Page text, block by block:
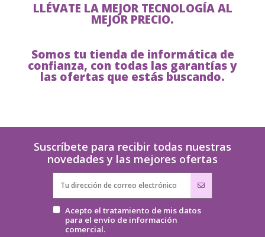
LLÉVATE LA MEJOR TECNOLOGÍA AL
MEJOR PRECIO.
Somos tu tienda de informática de
confianza, con todas las garantías y
las ofertas que estás buscando.
Suscríbete para recibir todas nuestras
novedades y las mejores ofertas
Acepto el tratamiento de mis datos
para el envío de información
comercial.